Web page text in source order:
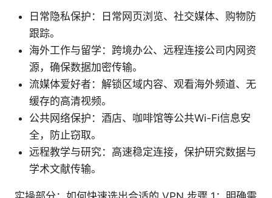
日常隐私保护：日常网页浏览、社交媒体、购物防
跟踪。
海外工作与留学：跨境办公、远程连接公司内网资
源，确保数据加密传输。
流媒体爱好者：解锁区域内容、观看海外频道、无
缓存的高清视频。
公共网络保护：酒店、咖啡馆等公共Wi-Fi信息安
全，防止窃取。
远程教学与研究：高速稳定连接，保护研究数据与
学术文献传输。